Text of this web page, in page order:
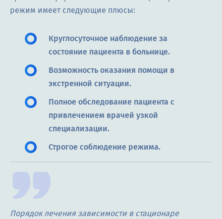
режим имеет следующие плюсы:
Круглосуточное наблюдение за
состояние пациента в больнице.
Возможность оказания помощи в
экстренной ситуации.
Полное обследование пациента с
привлечением врачей узкой
специализации.
Строгое соблюдение режима.
Порядок лечения зависимости в стационаре